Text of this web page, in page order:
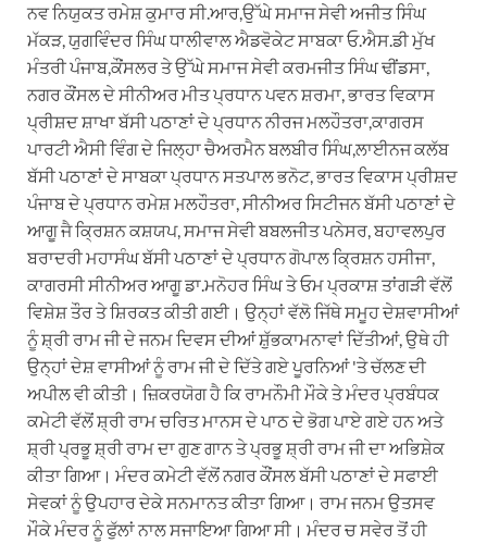
ਨਵ ਨਿਯੁਕਤ ਰਮੇਸ਼ ਕੁਮਾਰ ਸੀ.ਆਰ,ਉੱਘੇ ਸਮਾਜ ਸੇਵੀ ਅਜੀਤ ਸਿੰਘ
ਮੱਕੜ, ਯੁਗਵਿੰਦਰ ਸਿੰਘ ਧਾਲੀਵਾਲ ਐਡਵੋਕੇਟ ਸਾਬਕਾ ਓ.ਐਸ.ਡੀ ਮੁੱਖ
ਮੰਤਰੀ ਪੰਜਾਬ,ਕੌਂਸਲਰ ਤੇ ਉੱਘੇ ਸਮਾਜ ਸੇਵੀ ਕਰਮਜੀਤ ਸਿੰਘ ਢੀਂਡਸਾ,
ਨਗਰ ਕੌਂਸਲ ਦੇ ਸੀਨੀਅਰ ਮੀਤ ਪ੍ਰਧਾਨ ਪਵਨ ਸ਼ਰਮਾ, ਭਾਰਤ ਵਿਕਾਸ
ਪ੍ਰੀਸ਼ਦ ਸ਼ਾਖਾ ਬੱਸੀ ਪਠਾਣਾਂ ਦੇ ਪ੍ਰਧਾਨ ਨੀਰਜ ਮਲਹੌਤਰਾ,ਕਾਗਰਸ
ਪਾਰਟੀ ਐਸੀ ਵਿੰਗ ਦੇ ਜਿਲ੍ਹਾ ਚੈਅਰਮੈਨ ਬਲਬੀਰ ਸਿੰਘ,ਲਾਈਨਜ ਕਲੱਬ
ਬੱਸੀ ਪਠਾਣਾਂ ਦੇ ਸਾਬਕਾ ਪ੍ਰਧਾਨ ਸਤਪਾਲ ਭਨੋਟ, ਭਾਰਤ ਵਿਕਾਸ ਪ੍ਰੀਸ਼ਦ
ਪੰਜਾਬ ਦੇ ਪ੍ਰਧਾਨ ਰਮੇਸ਼ ਮਲਹੌਤਰਾ, ਸੀਨੀਅਰ ਸਿਟੀਜਨ ਬੱਸੀ ਪਠਾਣਾਂ ਦੇ
ਆਗੂ ਜੈ ਕ੍ਰਿਸ਼ਨ ਕਸ਼ਯਪ, ਸਮਾਜ ਸੇਵੀ ਬਬਲਜੀਤ ਪਨੇਸਰ, ਬਹਾਵਲਪੁਰ
ਬਰਾਦਰੀ ਮਹਾਸੰਘ ਬੱਸੀ ਪਠਾਣਾਂ ਦੇ ਪ੍ਰਧਾਨ ਗੋਪਾਲ ਕ੍ਰਿਸ਼ਨ ਹਸੀਜਾ,
ਕਾਗਰਸੀ ਸੀਨੀਅਰ ਆਗੂ ਡਾ.ਮਨੋਹਰ ਸਿੰਘ ਤੇ ਓਮ ਪ੍ਰਕਾਸ਼ ਤਾਂਗੜੀ ਵੱਲੋਂ
ਵਿਸ਼ੇਸ਼ ਤੌਰ ਤੇ ਸ਼ਿਰਕਤ ਕੀਤੀ ਗਈ। ਉਨ੍ਹਾਂ ਵੱਲੋ ਜਿੱਥੇ ਸਮੂਹ ਦੇਸ਼ਵਾਸੀਆਂ
ਨੂੰ ਸ਼੍ਰੀ ਰਾਮ ਜੀ ਦੇ ਜਨਮ ਦਿਵਸ ਦੀਆਂ ਸ਼ੁੱਭਕਾਮਨਾਵਾਂ ਦਿੱਤੀਆਂ, ਉਥੇ ਹੀ
ਉਨ੍ਹਾਂ ਦੇਸ਼ ਵਾਸੀਆਂ ਨੂੰ ਰਾਮ ਜੀ ਦੇ ਦਿੱਤੇ ਗਏ ਪੂਰਨਿਆਂ 'ਤੇ ਚੱਲਣ ਦੀ
ਅਪੀਲ ਵੀ ਕੀਤੀ। ਜ਼ਿਕਰਯੋਗ ਹੈ ਕਿ ਰਾਮਨੌਮੀ ਮੌਕੇ ਤੇ ਮੰਦਰ ਪ੍ਰਬੰਧਕ
ਕਮੇਟੀ ਵੱਲੋਂ ਸ਼੍ਰੀ ਰਾਮ ਚਰਿਤ ਮਾਨਸ ਦੇ ਪਾਠ ਦੇ ਭੋਗ ਪਾਏ ਗਏ ਹਨ ਅਤੇ
ਸ਼੍ਰੀ ਪ੍ਰਭੂ ਸ਼੍ਰੀ ਰਾਮ ਦਾ ਗੁਣ ਗਾਨ ਤੇ ਪ੍ਰਭੂ ਸ਼੍ਰੀ ਰਾਮ ਜੀ ਦਾ ਅਭਿਸ਼ੇਕ
ਕੀਤਾ ਗਿਆ। ਮੰਦਰ ਕਮੇਟੀ ਵੱਲੋਂ ਨਗਰ ਕੌਂਸਲ ਬੱਸੀ ਪਠਾਣਾਂ ਦੇ ਸਫਾਈ
ਸੇਵਕਾਂ ਨੂੰ ਉਪਹਾਰ ਦੇਕੇ ਸਨਮਾਨਤ ਕੀਤਾ ਗਿਆ। ਰਾਮ ਜਨਮ ਉਤਸਵ
ਮੌਕੇ ਮੰਦਰ ਨੂੰ ਫੁੱਲਾਂ ਨਾਲ ਸਜਾਇਆ ਗਿਆ ਸੀ। ਮੰਦਰ ਚ ਸਵੇਰ ਤੋਂ ਹੀ